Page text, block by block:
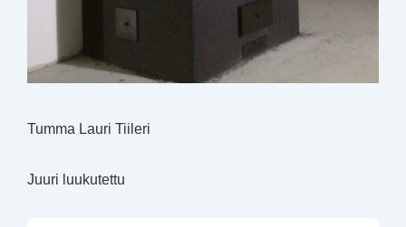
Tumma Lauri Tiileri
Juuri luukutettu